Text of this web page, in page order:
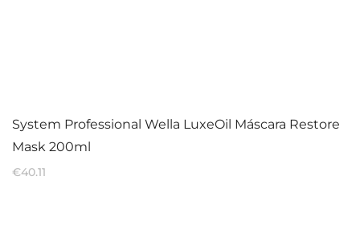
System Professional Wella LuxeOil Máscara Restore
Mask 200ml
€40.11